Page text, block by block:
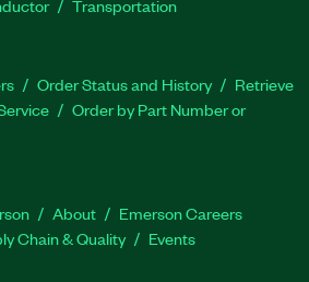
Transportation
Order Status and History
Retrieve
Order by Part Number or
About
Emerson Careers
Chain & Quality Events